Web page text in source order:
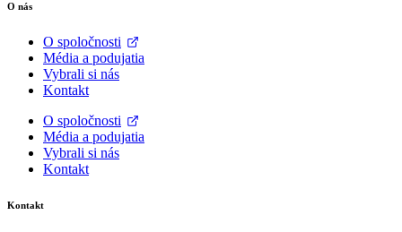
O nás
O spoločnosti
Média a podujatia
Vybrali si nás
Kontakt
O spoločnosti
Média a podujatia
Vybrali si nás
Kontakt
Kontakt